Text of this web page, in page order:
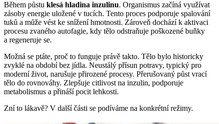
Během půstu klesá hladina inzulinu. Organismus začíná využívat
zásoby energie uložené v tucích. Tento proces podporuje spalování
tuků a může vést ke snížení hmotnosti. Zároveň dochází k aktivaci
procesu zvaného autofagie, kdy tělo odstraňuje poškozené buňky
a regeneruje se.
Možná se ptáte, proč to funguje právě takto. Tělo bylo historicky
zvyklé na období bez jídla. Neustálý přísun potravy, typický pro
moderní život, narušuje přirozené procesy. Přerušovaný půst vrací
tělo do rovnováhy. Zlepšuje citlivost na inzulin, podporuje
metabolismus a přináší pocit lehkosti.
Zní to lákavě? V další části se podíváme na konkrétní režimy.